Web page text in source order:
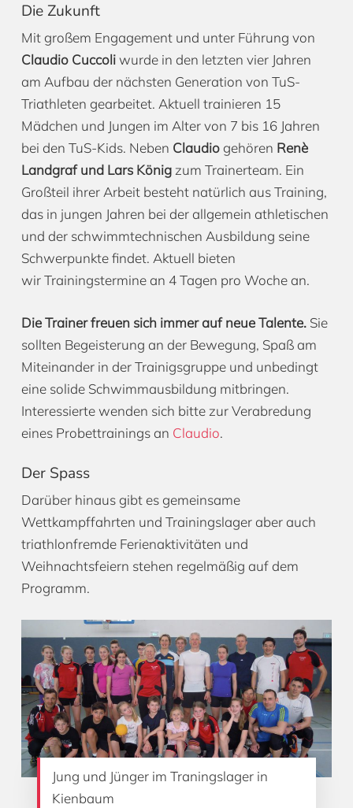
Die Zukunft
Mit großem Engagement und unter Führung von
Claudio Cuccoliwurde in den letzten vier Jahren
am Aufbau der nächsten Generation von TuS-
Triathleten gearbeitet. Aktuell trainieren 15
Mädchen und Jungen im Alter von 7 bis 16 Jahren
bei den TuS-Kids. Neben Claudiogehören Renè
Landgraf und Lars Königzum Trainerteam. Ein
Großteil ihrer Arbeit besteht natürlich aus Training,
das in jungen Jahren bei der allgemein athletischen
und der schwimmtechnischen Ausbildung seine
Schwerpunkte findet. Aktuell bieten
wir Trainingstermine an 4 Tagen pro Woche an.
Die Trainer freuen sich immer auf neue Talente.Sie
sollten Begeisterung an der Bewegung, Spaß am
Miteinander in der Trainigsgruppe und unbedingt
eine solide Schwimmausbildung mitbringen.
Interessierte wenden sich bitte zur Verabredung
eines Probettrainings an Claudio.
Der Spass
Darüber hinaus gibt es gemeinsame
Wettkampffahrten und Trainingslager aber auch
triathlonfremde Ferienaktivitäten und
Weihnachtsfeiern stehen regelmäßig auf dem
Programm.
Jung und Jünger im Traningslager in
Kienbaum